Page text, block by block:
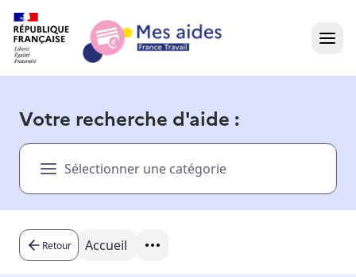
Présentation vidéo
Besoin d'aide ?
Votre recherche d'aide :
Sélectionner une catégorie
Retour Accueil